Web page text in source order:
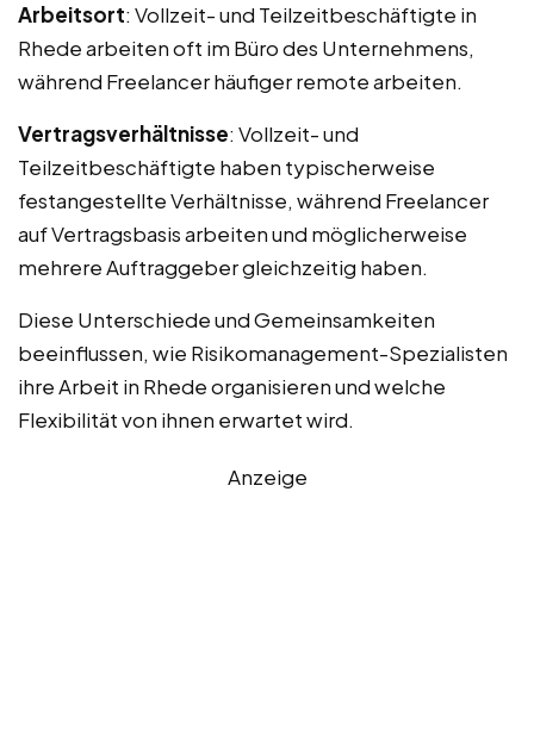
Arbeitsort: Vollzeit- und Teilzeitbeschäftigte in
Rhede arbeiten oft im Büro des Unternehmens,
während Freelancer häufiger remote arbeiten.
Vertragsverhältnisse: Vollzeit- und
Teilzeitbeschäftigte haben typischerweise
festangestellte Verhältnisse, während Freelancer
auf Vertragsbasis arbeiten und möglicherweise
mehrere Auftraggeber gleichzeitig haben.
Diese Unterschiede und Gemeinsamkeiten
beeinflussen, wie Risikomanagement-Spezialisten
ihre Arbeit in Rhede organisieren und welche
Flexibilität von ihnen erwartet wird.
Anzeige